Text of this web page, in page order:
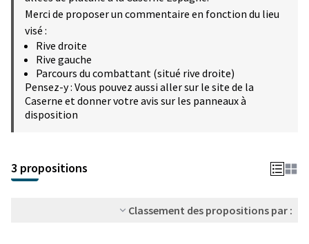
Merci de proposer un commentaire en fonction du lieu
visé :
Rive droite
Rive gauche
Parcours du combattant (situé rive droite)
Pensez-y : Vous pouvez aussi aller sur le site de la
Caserne et donner votre avis sur les panneaux à
disposition
3 propositions
Classement des propositions par :